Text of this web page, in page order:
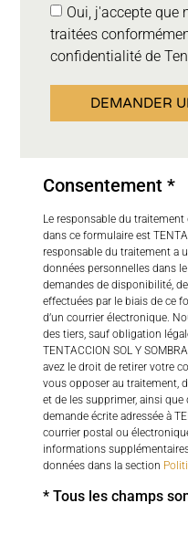
Oui, j'accepte que
traitées
confidentialité de
DEMANDER
Consentement *
Le responsable du
dans ce formulaire est
responsable du traitement a
données personnelles dans
demandes de disponibilité,
effectuées par le biais de ce
d’un courrier électronique.
des tiers, sauf obligation
TENTACCION SOL Y
avez le droit de retirer votre
vous opposer au traitement,
et de les supprimer, ainsi que
demande écrite adressée à
courrier postal ou
informations
données dans la section
* Tous les champs